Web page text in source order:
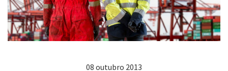
08 outubro 2013